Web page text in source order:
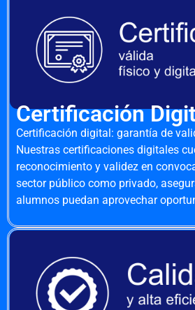
Certificación
Certificación digital: garantía de
Nuestras certificaciones digitales
reconocimiento y validez en
sector público como privado,
alumnos puedan aprovechar